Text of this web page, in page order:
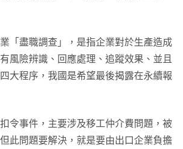
「盡職調查」，是指企業對於生產造成
風險辨識、回應處理、追蹤效果、並且
大程序，我國是希望最後揭露在永續報
令事件，主要涉及移工仲介費問題，被
此問題要解決，就是要由出口企業負擔